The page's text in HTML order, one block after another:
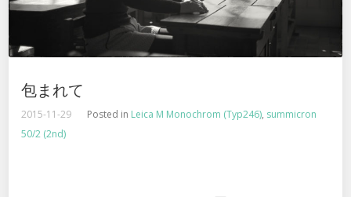
包まれて
2015-11-29 Posted in Leica M Monochrom (Typ246), summicron
50/2 (2nd)